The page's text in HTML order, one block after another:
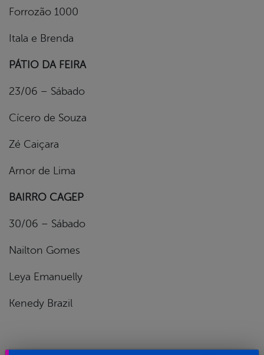
Forrozão 1000
Itala e Brenda
PÁTIO DA FEIRA
23/06 – Sábado
Cícero de Souza
Zé Caiçara
Arnor de Lima
BAIRRO CAGEP
30/06 – Sábado
Nailton Gomes
Leya Emanuelly
Kenedy Brazil